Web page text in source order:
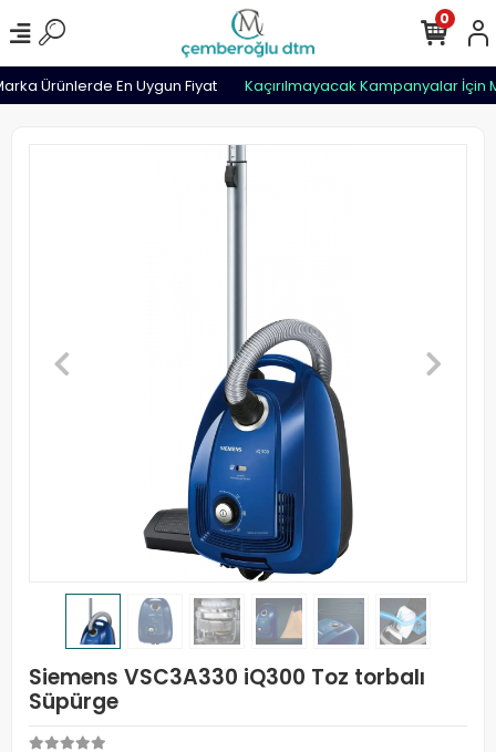
Ürünlerde En Uygun Fiyat Kaçırılmayacak Kampanyalar İçin
0
Siemens VSC3A330 iQ300 Toz torbalı
Süpürge